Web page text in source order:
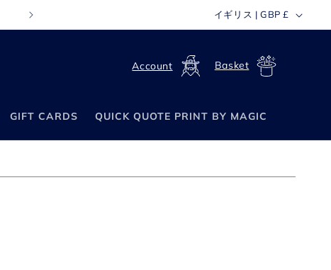
FREE WORLDWIDE SHIPPING ON ORDERS OVER £70
国
/
域
イギリス | GBP £
GIFT CARDS QUICK QUOTE PRINT BY MAGIC
イ
ー